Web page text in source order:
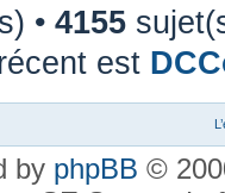
• 4155
est
by phpBB ©